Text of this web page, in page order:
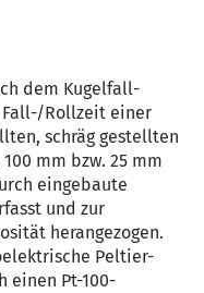
dem Kugelfall-
Fall-/Rollzeit einer
schräg gestellten
mm bzw. 25 mm
eingebaute
und zur
herangezogen.
Peltier-
einen Pt-100-